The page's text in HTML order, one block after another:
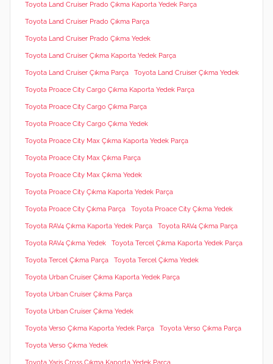
Toyota Land Cruiser Prado Çıkma Kaporta Yedek Parça
Toyota Land Cruiser Prado Çıkma Parça
Toyota Land Cruiser Prado Çıkma Yedek
Toyota Land Cruiser Çıkma Kaporta Yedek Parça
Toyota Land Cruiser Çıkma Parça Toyota Land Cruiser Çıkma Yedek
Toyota Proace City Cargo Çıkma Kaporta Yedek Parça
Toyota Proace City Cargo Çıkma Parça
Toyota Proace City Cargo Çıkma Yedek
Toyota Proace City Max Çıkma Kaporta Yedek Parça
Toyota Proace City Max Çıkma Parça
Toyota Proace City Max Çıkma Yedek
Toyota Proace City Çıkma Kaporta Yedek Parça
Toyota Proace City Çıkma Parça Toyota Proace City Çıkma Yedek
Toyota RAV4 Çıkma Kaporta Yedek Parça Toyota RAV4 Çıkma Parça
Toyota RAV4 Çıkma Yedek Toyota Tercel Çıkma Kaporta Yedek Parça
Toyota Tercel Çıkma Parça Toyota Tercel Çıkma Yedek
Toyota Urban Cruiser Çıkma Kaporta Yedek Parça
Toyota Urban Cruiser Çıkma Parça
Toyota Urban Cruiser Çıkma Yedek
Toyota Verso Çıkma Kaporta Yedek Parça Toyota Verso Çıkma Parça
Toyota Verso Çıkma Yedek
Toyota Yaris Cross Çıkma Kaporta Yedek Parça